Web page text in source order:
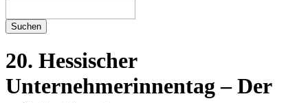
Suchen
20. Hessischer
Unternehmerinnentag – Der